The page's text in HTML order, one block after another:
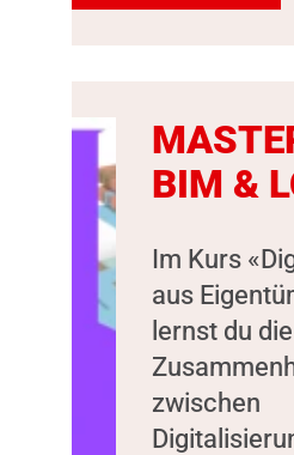
BIM &
Im Kurs
aus
lernst du die
zwischen